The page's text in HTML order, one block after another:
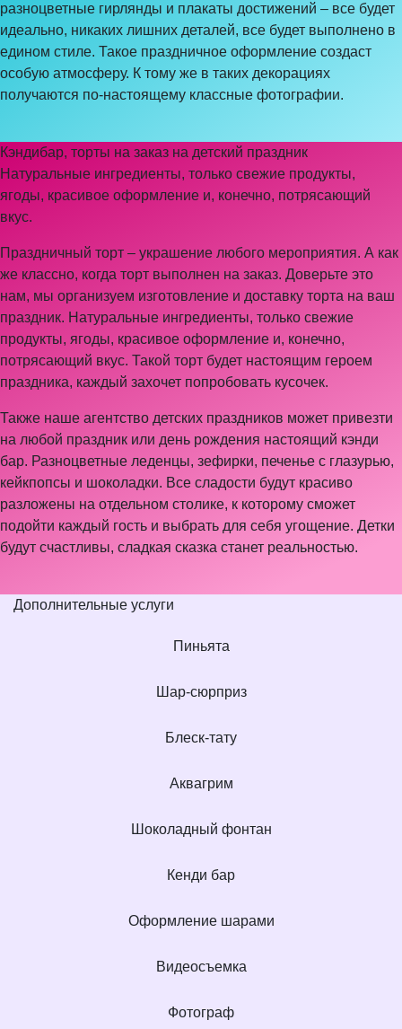
разноцветные гирлянды и плакаты достижений – все будет
идеально, никаких лишних деталей, все будет выполнено в
едином стиле. Такое праздничное оформление создаст
особую атмосферу. К тому же в таких декорациях
получаются по-настоящему классные фотографии.
Кэндибар, торты на заказ на детский праздник
Натуральные ингредиенты, только свежие продукты,
ягоды, красивое оформление и, конечно, потрясающий
вкус.
Праздничный торт – украшение любого мероприятия. А как
же классно, когда торт выполнен на заказ. Доверьте это
нам, мы организуем изготовление и доставку торта на ваш
праздник. Натуральные ингредиенты, только свежие
продукты, ягоды, красивое оформление и, конечно,
потрясающий вкус. Такой торт будет настоящим героем
праздника, каждый захочет попробовать кусочек.
Также наше агентство детских праздников может привезти
на любой праздник или день рождения настоящий кэнди
бар. Разноцветные леденцы, зефирки, печенье с глазурью,
кейкпопсы и шоколадки. Все сладости будут красиво
разложены на отдельном столике, к которому сможет
подойти каждый гость и выбрать для себя угощение. Детки
будут счастливы, сладкая сказка станет реальностью.
Дополнительные услуги
Пиньята
Шар-сюрприз
Блеск-тату
Аквагрим
Шоколадный фонтан
Кенди бар
Оформление шарами
Видеосъемка
Фотограф